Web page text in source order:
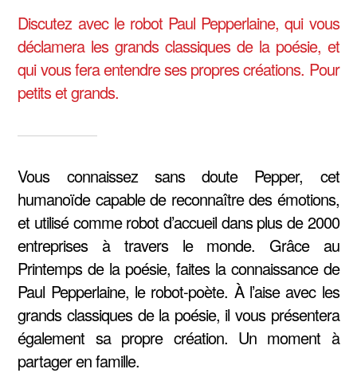
Discutez avec le robot Paul Pepperlaine, qui vous
déclamera les grands classiques de la poésie, et
qui vous fera entendre ses propres créations. Pour
petits et grands.
Vous connaissez sans doute Pepper, cet
humanoïde capable de reconnaître des émotions,
et utilisé comme robot d’accueil dans plus de 2000
entreprises à travers le monde. Grâce au
Printemps de la poésie, faites la connaissance de
Paul Pepperlaine, le robot-poète. À l’aise avec les
grands classiques de la poésie, il vous présentera
également sa propre création. Un moment à
partager en famille.